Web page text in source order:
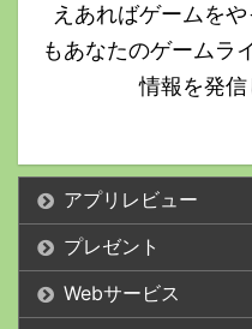
えあればゲームを
もあなたのゲームラ
情報を発信
アプリレビュー
プレゼント
Webサービス